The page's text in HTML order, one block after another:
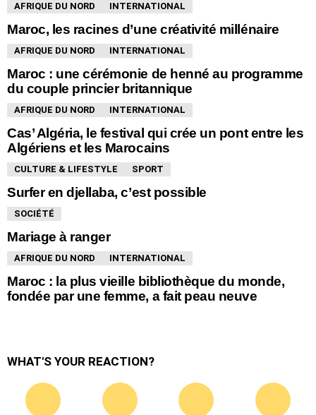
AFRIQUE DU NORD INTERNATIONAL
Maroc, les racines d’une créativité millénaire
AFRIQUE DU NORD INTERNATIONAL
Maroc : une cérémonie de henné au programme
du couple princier britannique
AFRIQUE DU NORD INTERNATIONAL
Cas’ Algéria, le festival qui crée un pont entre les
Algériens et les Marocains
CULTURE & LIFESTYLE SPORT
Surfer en djellaba, c’est possible
SOCIÉTÉ
Mariage à ranger
AFRIQUE DU NORD INTERNATIONAL
Maroc : la plus vieille bibliothèque du monde,
fondée par une femme, a fait peau neuve
WHAT'S YOUR REACTION?